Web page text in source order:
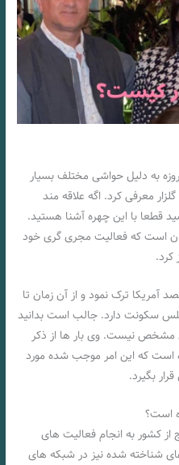
به دلیل حواشی مختلف بسیار
معرفی کرد. اگه علاقه مند
قطعا با این چهره آشنا هستید.
است که فعالیت مجری گری خود
کرد.
ایران را به مقصد آمریکا ترک نمود و از آن زمان تا
سکونت دارد. جالب است بدانید
مشخص نیست. وی بار ها از ذکر
است که این امر موجب شده مورد
بگیرد.
است؟
از کشور به انجام فعالیت های
شناخته شده نیز در شبکه های